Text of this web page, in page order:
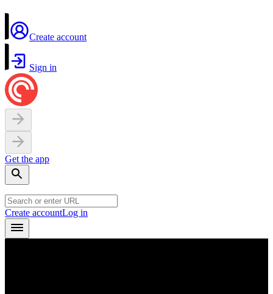
Create account
Sign in
Get the app
Create accountLog in